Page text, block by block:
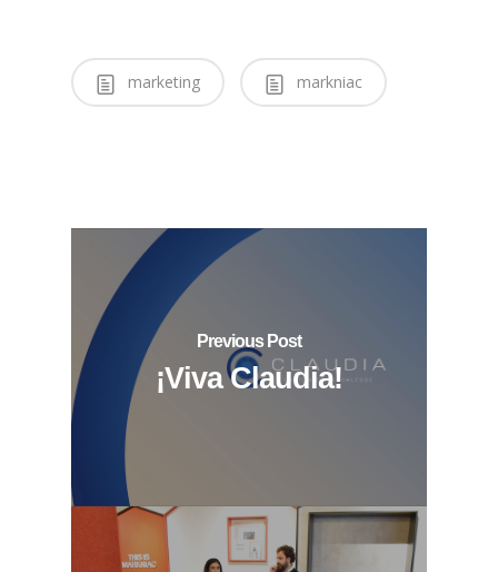
marketing markniac
Previous Post
¡Viva Claudia!